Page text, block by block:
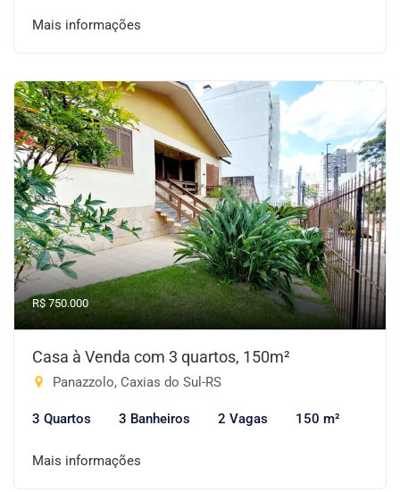
Mais informações
R$ 750.000
Casa à Venda com 3 quartos, 150m²
Panazzolo, Caxias do Sul-RS
3 Quartos 3 Banheiros 2 Vagas 150 m²
Mais informações